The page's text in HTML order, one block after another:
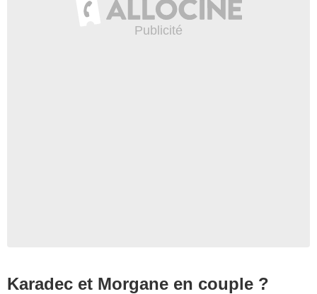
Karadec et Morgane en couple ?